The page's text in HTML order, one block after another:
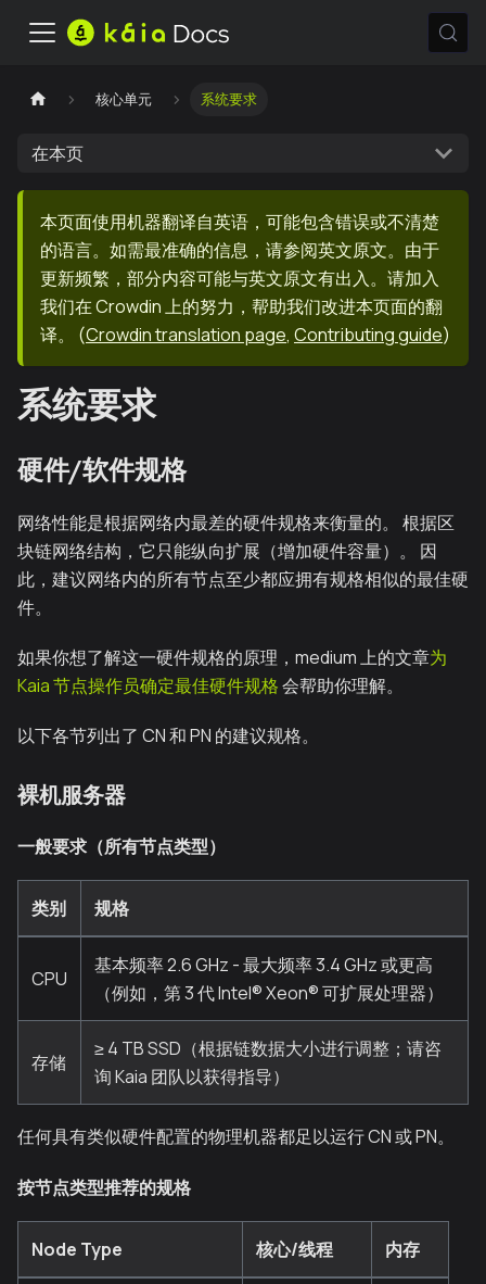
核心单元 系统要求
在本页
本页面使用机器翻译自英语，可能包含错误或不清楚
的语言。如需最准确的信息，请参阅英文原文。由于
更新频繁，部分内容可能与英文原文有出入。请加入
我们在 Crowdin 上的努力，帮助我们改进本页面的翻
译。
(Crowdin translation page, Contributing guide)
系统要求
硬件/软件规格
网络性能是根据网络内最差的硬件规格来衡量的。 根据区
块链网络结构，它只能纵向扩展（增加硬件容量）。 因
此，建议网络内的所有节点至少都应拥有规格相似的最佳硬
件。
如果你想了解这一硬件规格的原理，medium 上的文章为
Kaia 节点操作员确定最佳硬件规格会帮助你理解。
以下各节列出了 CN 和 PN 的建议规格。
裸机服务器
一般要求（所有节点类型）
类别 规格
CPU
基本频率 2.6 GHz - 最大频率 3.4 GHz 或更高
（例如，第 3 代 Intel® Xeon® 可扩展处理器）
存储
≥ 4 TB SSD（根据链数据大小进行调整；请咨
询 Kaia 团队以获得指导）
任何具有类似硬件配置的物理机器都足以运行 CN 或 PN。
按节点类型推荐的规格
Node Type 核心/线程 内存